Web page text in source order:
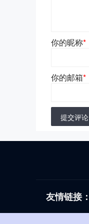
你的昵称*
你的邮箱*
提交评论
友情链接：